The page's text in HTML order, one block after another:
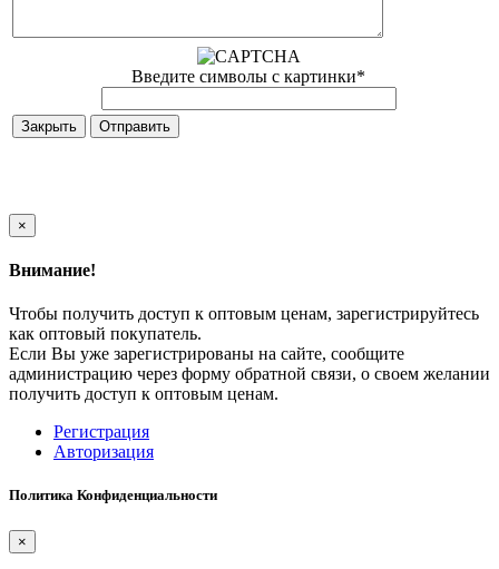
Введите символы с картинки*
Закрыть
×
Внимание!
Чтобы получить доступ к оптовым ценам, зарегистрируйтесь
как оптовый покупатель.
Если Вы уже зарегистрированы на сайте, сообщите
администрацию через форму обратной связи, о своем желании
получить доступ к оптовым ценам.
Регистрация
Авторизация
Политика Конфиденциальности
×